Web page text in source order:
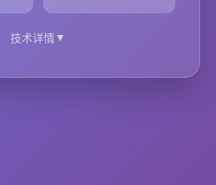
技术详情▼